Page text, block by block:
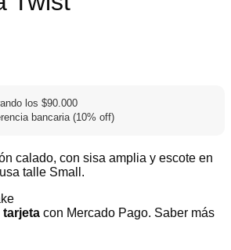
los $90.000
bancaria (10% off)
calado, con sisa amplia y escote en
talle Small.
tarjeta con Mercado Pago. Saber más